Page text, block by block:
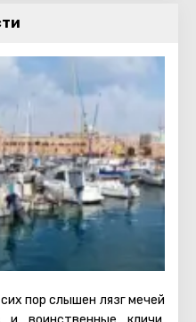
пор слышен лязг мечей